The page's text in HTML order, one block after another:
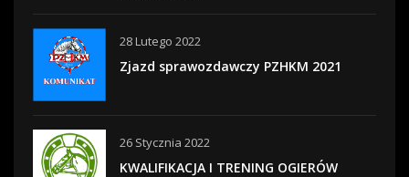
28 Lutego 2022
Zjazd sprawozdawczy PZHKM 2021
26 Stycznia 2022
KWALIFIKACJA I TRENING OGIERÓW